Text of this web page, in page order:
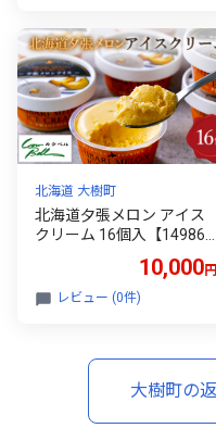
北海道 大樹町
北海道夕張メロン アイス
クリーム 16個入【149867
10,000円
レビュー (0件)
大樹町の